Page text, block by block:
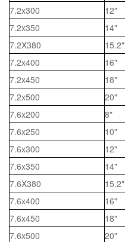
7.2x300
12"
7.2x350
14"
7.2X380
15.2"
7.2x400
16"
7.2x450
18"
7.2x500
20"
7.6x200
8"
7.6x250
10"
7.6x300
12"
7.6x350
14"
7.6X380
15.2"
7.6x400
16"
7.6x450
18"
7.6x500
20"